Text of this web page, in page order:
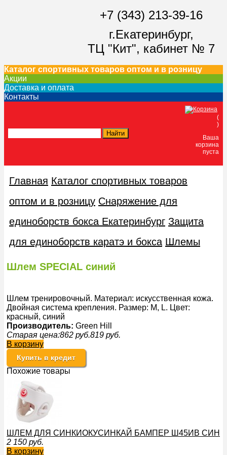
+7 (343) 213-39-16
г.Екатеринбург,
ТЦ "Кит", кабинет № 7
Каталог спортивных товаров оптом и в розницу
Акции
Доставка и оплата
Контакты
(
)
Ваша
корзина
пуста
Главная Каталог спортивных товаров
оптом и в розницу Снаряжение для
единоборств бокса Екатеринбург Защита
для единоборств каратэ и бокса Шлемы
Шлем SPECIAL синий
Шлем тренировочный. Материал: искусственная кожа.
Двойная система крепления. Размер: M, L. Цвет:
красный, синий
Производитель: Green Hill
Старая цена:862 руб.819 руб.
В корзину
Купить в кредит
Похожие товары
ШЛЕМ ДЛЯ СИНКИОКУСИНКАЙ БАМПЕР Ш45ИВ СИН
2 150 руб.
В корзину